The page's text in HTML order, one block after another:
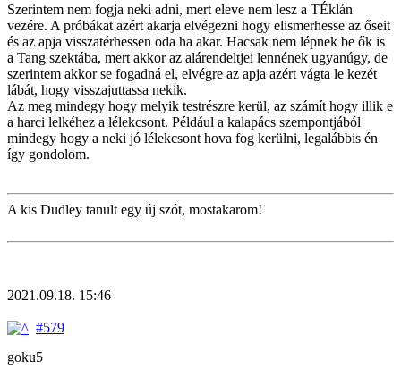
Szerintem nem fogja neki adni, mert eleve nem lesz a TÉklán
vezére. A próbákat azért akarja elvégezni hogy elismerhesse az őseit
és az apja visszatérhessen oda ha akar. Hacsak nem lépnek be ők is
a Tang szektába, mert akkor az alárendeltjei lennének ugyanúgy, de
szerintem akkor se fogadná el, elvégre az apja azért vágta le kezét
lábát, hogy visszajuttassa nekik.
Az meg mindegy hogy melyik testrészre kerül, az számít hogy illik e
a harci lelkéhez a lélekcsont. Például a kalapács szempontjából
mindegy hogy a neki jó lélekcsont hova fog kerülni, legalábbis én
így gondolom.
A kis Dudley tanult egy új szót, mostakarom!
2021.09.18. 15:46
#579
goku5